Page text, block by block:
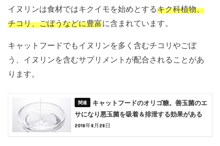
イヌリンは食材ではキクイモを始めとするキク科植物、
チコリ、ごぼうなどに豊富に含まれています。
キャットフードでもイヌリンを多く含むチコリやごぼ
う、イヌリンを含むサプリメントが配合されることがあ
ります。
キャットフードのオリゴ糖。善玉菌のエ
サになり悪玉菌を吸着＆排泄する効果がある
2018年8月28日